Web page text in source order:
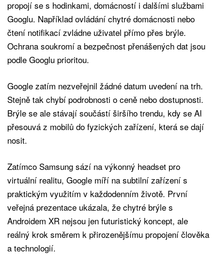
propojí se s hodinkami, domácností i dalšími službami
Googlu. Například ovládání chytré domácnosti nebo
čtení notifikací zvládne uživatel přímo přes brýle.
Ochrana soukromí a bezpečnost přenášených dat jsou
podle Googlu prioritou.
Google zatím nezveřejnil žádné datum uvedení na trh.
Stejně tak chybí podrobnosti o ceně nebo dostupnosti.
Brýle se ale stávají součástí širšího trendu, kdy se AI
přesouvá z mobilů do fyzických zařízení, která se dají
nosit.
Zatímco Samsung sází na výkonný headset pro
virtuální realitu, Google míří na subtilní zařízení s
praktickým využitím v každodenním životě. První
veřejná prezentace ukázala, že chytré brýle s
Androidem XR nejsou jen futuristický koncept, ale
reálný krok směrem k přirozenějšímu propojení člověka
a technologií.